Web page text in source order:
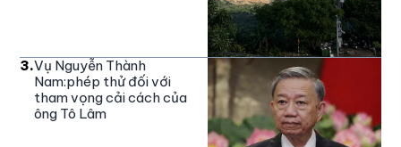
3.Vụ Nguyễn Thành
Nam:phép thử đối với
tham vọng cải cách của
ông Tô Lâm